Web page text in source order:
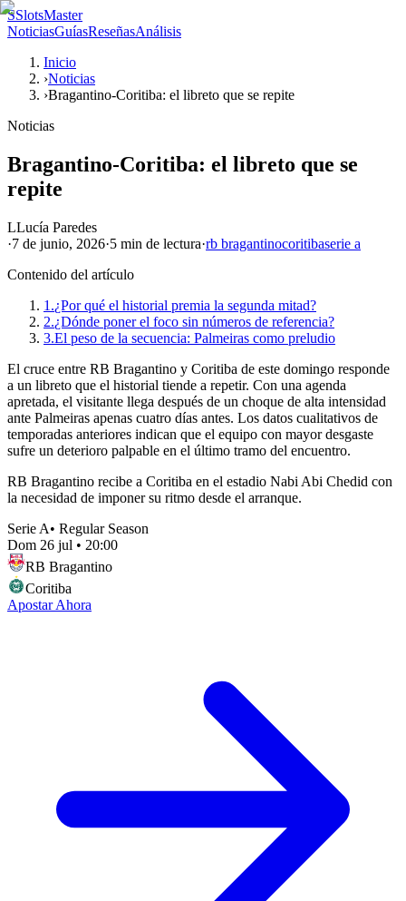
SSlotsMaster
NoticiasGuíasReseñasAnálisis
Inicio
›Noticias
›Bragantino-Coritiba: el libreto que se repite
Noticias
Bragantino-Coritiba: el libreto que se
repite
LLucía Paredes
·7 de junio, 2026·5 min de lectura·rb bragantinocoritibaserie a
Contenido del artículo
1.¿Por qué el historial premia la segunda mitad?
2.¿Dónde poner el foco sin números de referencia?
3.El peso de la secuencia: Palmeiras como preludio
El cruce entre RB Bragantino y Coritiba de este domingo responde
a un libreto que el historial tiende a repetir. Con una agenda
apretada, el visitante llega después de un choque de alta intensidad
ante Palmeiras apenas cuatro días antes. Los datos cualitativos de
temporadas anteriores indican que el equipo con mayor desgaste
sufre un deterioro palpable en el último tramo del encuentro.
RB Bragantino recibe a Coritiba en el estadio Nabi Abi Chedid con
la necesidad de imponer su ritmo desde el arranque.
Serie A• Regular Season
Dom 26 jul • 20:00
RB Bragantino
Coritiba
Apostar Ahora